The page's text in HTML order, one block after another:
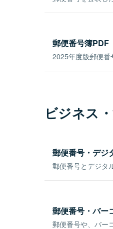
郵便番号簿PDF
2025年度版郵便番
ビジネス
郵便番号・デジ
郵便番号とデジタ
郵便番号・バー
郵便番号や、バー